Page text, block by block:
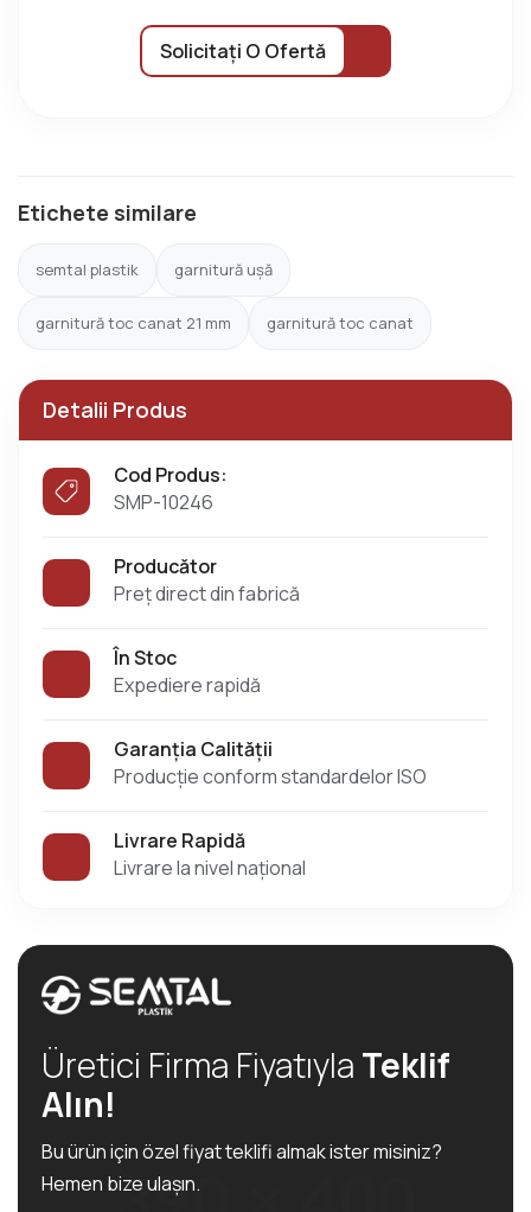
Detalii Produs
Cod Produs:
SMP-10246
Producător
Preț direct din fabrică
În Stoc
Expediere rapidă
Garanția Calității
Producție conform standardelor ISO
Livrare Rapidă
Livrare la nivel național
Üretici Firma Fiyatıyla Teklif
Alın!
Bu ürün için özel fiyat teklifi almak ister misiniz?
Hemen bize ulaşın.
Solicitați O Ofertă
Etichete similare
semtal plastik garnitură ușă
garnitură toc canat 21 mm garnitură toc canat